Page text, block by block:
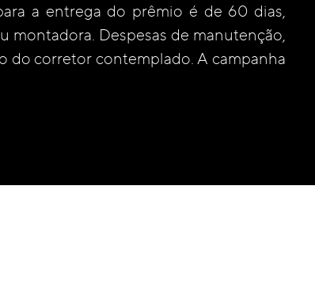
a entrega do prêmio é de 60 dias,
Despesas de manutenção,
do corretor contemplado. A campanha